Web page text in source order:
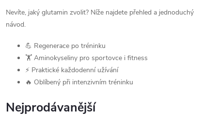
Nevíte, jaký glutamin zvolit? Níže najdete přehled a jednoduchý
návod.
💪 Regenerace po tréninku
🏋️ Aminokyseliny pro sportovce i fitness
⚡ Praktické každodenní užívání
🔥 Oblíbený při intenzivním tréninku
Nejprodávanější